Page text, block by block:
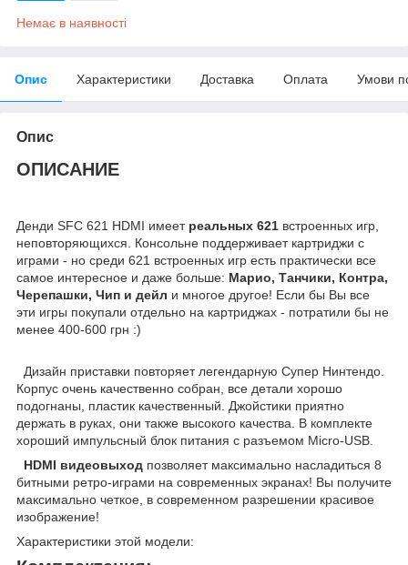
Немає в наявності
Опис Характеристики Доставка Оплата Умови
Опис
ОПИСАНИЕ
Денди SFC 621 HDMI имеет реальных 621 встроенных игр,
неповторяющихся. Консольне поддерживает картриджи с
играми - но среди 621 встроенных игр есть практически все
самое интересное и даже больше: Марио, Танчики, Контра,
Черепашки, Чип и дейл и многое другое! Если бы Вы все
эти игры покупали отдельно на картриджах - потратили бы не
менее 400-600 грн :)
Дизайн приставки повторяет легендарную Супер Нинтендо.
Корпус очень качественно собран, все детали хорошо
подогнаны, пластик качественный. Джойстики приятно
держать в руках, они также высокого качества. В комплекте
хороший импульсный блок питания с разъемом Micro-USB.
HDMI видеовыход позволяет максимально насладиться 8
битными ретро-играми на современных экранах! Вы получите
максимально четкое, в современном разрешении красивое
изображение!
Характеристики этой модели: